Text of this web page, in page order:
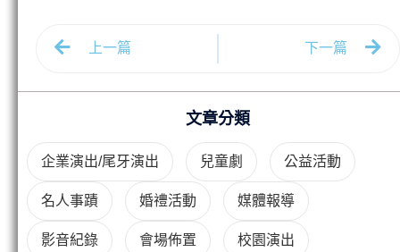
上一篇 下一篇
文章分類
企業演出/尾牙演出 兒童劇 公益活動
名人事蹟 婚禮活動 媒體報導
影音紀錄 會場佈置 校園演出